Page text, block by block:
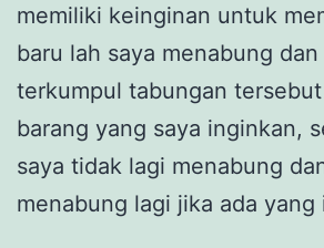
memiliki keinginan untuk
baru lah saya menabung
terkumpul tabungan
barang yang saya inginkan,
saya tidak lagi menabung
menabung lagi jika ada yang